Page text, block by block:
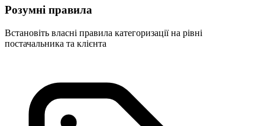
Розумні правила
Встановіть власні правила категоризації на рівні
постачальника та клієнта